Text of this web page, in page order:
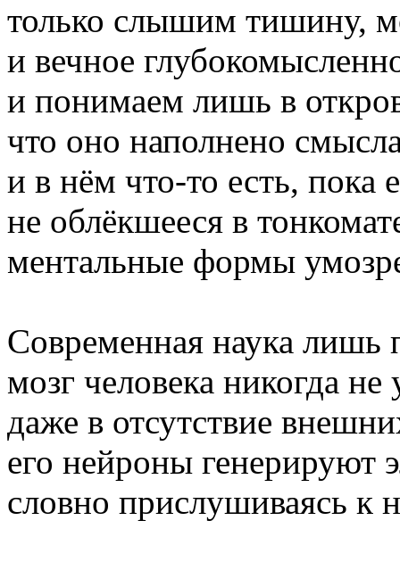
только слышим тишину,
и вечное
и понимаем лишь в
что оно наполнено
и в нём что-то есть, пока
не облёкшееся в
ментальные формы
Современная наука лишь
мозг человека никогда не
даже в отсутствие
его нейроны генерируют
словно прислушиваясь к